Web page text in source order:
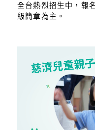
全台熱烈招生中，報
級簡章為主。